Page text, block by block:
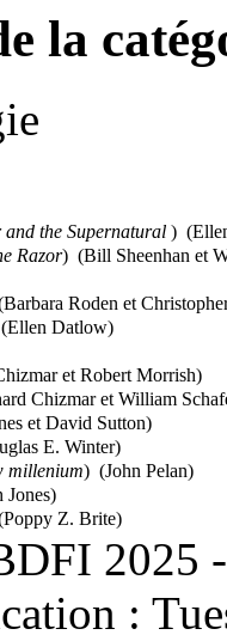
la
the Supernatural ) (
Razor) (Bill Sheenhan et
Barbara Roden et
Ellen Datlow)
et Robert Morrish)
Chizmar et William
et David Sutton)
E. Winter)
millenium) (John Pelan)
Jones)
Poppy Z. Brite)
2025
: